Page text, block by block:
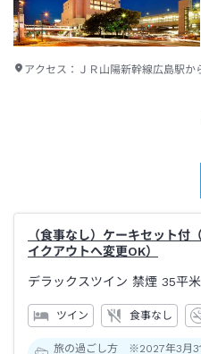
アクセス： ＪＲ山陽新幹線広島駅か
（食事なし）ケーキセット付
イクアウトへ変更OK）
デラックスツイン 禁煙 35平米
ツイン 食事なし
旅の過ごし方 ※2027年3月